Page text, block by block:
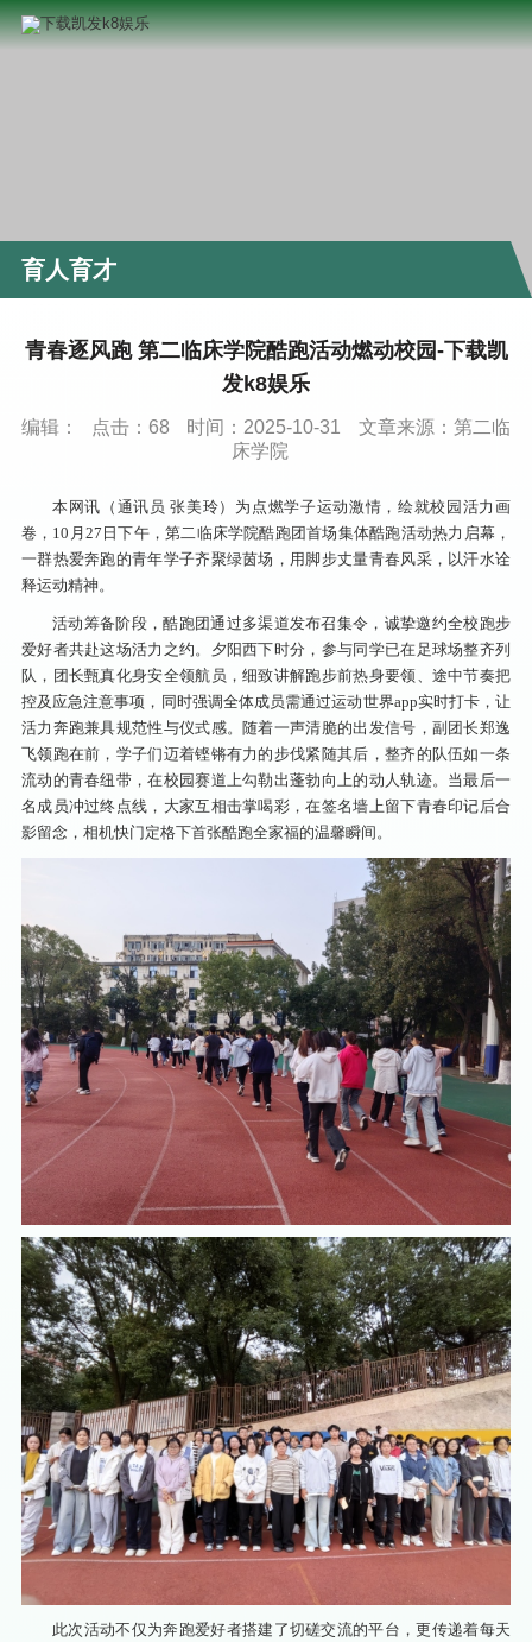
育人育才
青春逐风跑 第二临床学院酷跑活动燃动校园-下载凯
发k8娱乐
编辑： 点击： 68 时间：2025-10-31
文章来源：第二临
床学院
本网讯（通讯员 张美玲）为点燃学子运动激情，绘就校园活力画
卷，10月27日下午，第二临床学院酷跑团首场集体酷跑活动热力启幕，
一群热爱奔跑的青年学子齐聚绿茵场，用脚步丈量青春风采，以汗水诠
释运动精神。
活动筹备阶段，酷跑团通过多渠道发布召集令，诚挚邀约全校跑步
爱好者共赴这场活力之约。夕阳西下时分，参与同学已在足球场整齐列
队，团长甄真化身安全领航员，细致讲解跑步前热身要领、途中节奏把
控及应急注意事项，同时强调全体成员需通过运动世界app实时打卡，让
活力奔跑兼具规范性与仪式感。随着一声清脆的出发信号，副团长郑逸
飞领跑在前，学子们迈着铿锵有力的步伐紧随其后，整齐的队伍如一条
流动的青春纽带，在校园赛道上勾勒出蓬勃向上的动人轨迹。 当最后一
名成员冲过终点线，大家互相击掌喝彩，在签名墙上留下青春印记后合
影留念，相机快门定格下首张酷跑全家福的温馨瞬间。
此次活动不仅为奔跑爱好者搭建了切磋交流的平台，更传递着每天